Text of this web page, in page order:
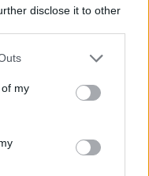
disclose it to other
one or more Google
You may click to
its third-party tags to
in below Google
my
juniorky
závod „60“ –
závod „60“ –